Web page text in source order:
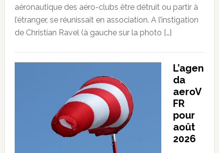
aéronautique des aéro-clubs être détruit ou partir à
l’étranger, se réunissait en association. A l’instigation
de Christian Ravel (à gauche sur la photo […]
L’agen
da
aeroV
FR
pour
août
2026